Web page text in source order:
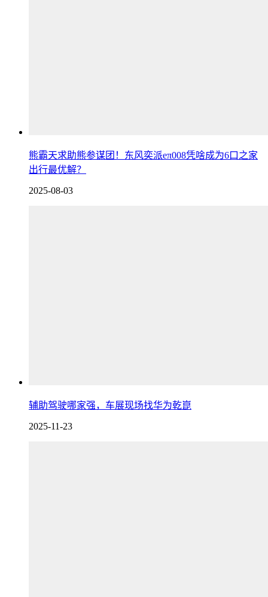
熊霸天求助熊参谋团！东风奕派eπ008凭啥成为6口之家
出行最优解？
2025-08-03
辅助驾驶哪家强，车展现场找华为乾崑
2025-11-23